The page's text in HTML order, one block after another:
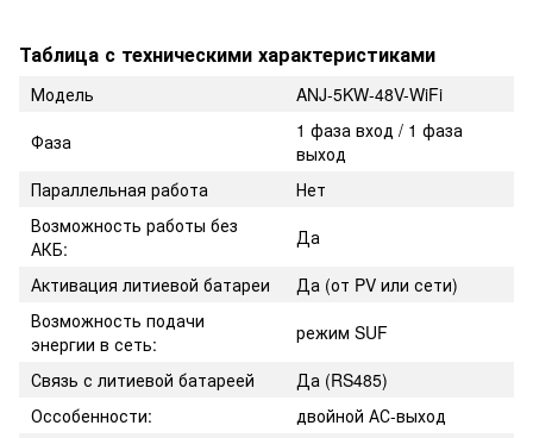
Таблица с техническими характеристиками
Модель
ANJ-5KW-48V-WiFi
Фаза
1 фаза вход / 1 фаза
выход
Параллельная работа
Нет
Возможность работы без
АКБ:
Да
Активация литиевой батареи
Да (от PV или сети)
Возможность подачи
энергии в сеть:
режим SUF
Связь с литиевой батареей
Да (RS485)
Оссобенности:
двойной АС-выход